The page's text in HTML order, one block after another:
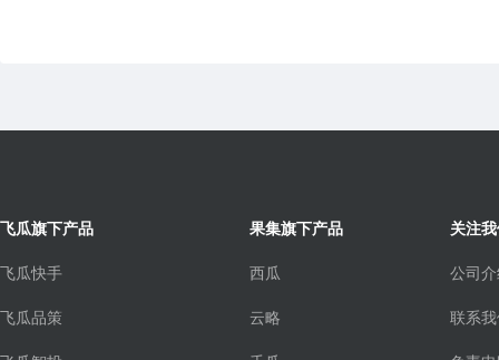
飞瓜旗下产品
飞瓜快手
飞瓜品策
果集旗下产品
西瓜
云略
关注
公司
联系